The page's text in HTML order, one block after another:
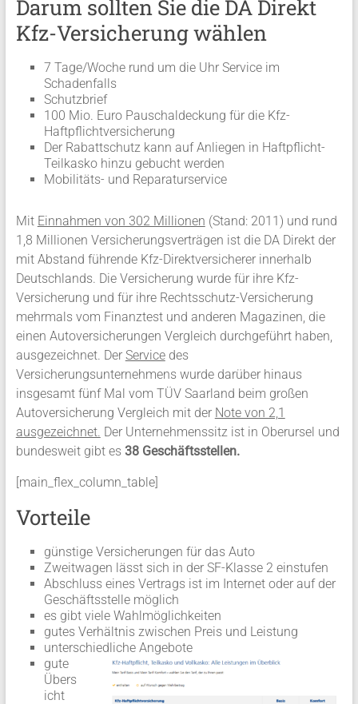
Darum sollten Sie die DA Direkt
Kfz-Versicherung wählen
7 Tage/Woche rund um die Uhr Service im
Schadenfalls
Schutzbrief
100 Mio. Euro Pauschaldeckung für die Kfz-
Haftpflichtversicherung
Der Rabattschutz kann auf Anliegen in Haftpflicht-
Teilkasko hinzu gebucht werden
Mobilitäts- und Reparaturservice
Mit Einnahmen von 302 Millionen (Stand: 2011) und rund
1,8 Millionen Versicherungsverträgen ist die DA Direkt der
mit Abstand führende Kfz-Direktversicherer innerhalb
Deutschlands. Die Versicherung wurde für ihre Kfz-
Versicherung und für ihre Rechtsschutz-Versicherung
mehrmals vom Finanztest und anderen Magazinen, die
einen Autoversicherungen Vergleich durchgeführt haben,
ausgezeichnet. Der Servicedes
Versicherungsunternehmens wurde darüber hinaus
insgesamt fünf Mal vom TÜV Saarland beim großen
Autoversicherung Vergleich mit der Note von 2,1
ausgezeichnet. Der Unternehmenssitz ist in Oberursel und
bundesweit gibt es 38 Geschäftsstellen.
[main_flex_column_table]
Vorteile
günstige Versicherungen für das Auto
Zweitwagen lässt sich in der SF-Klasse 2 einstufen
Abschluss eines Vertrags ist im Internet oder auf der
Geschäftsstelle möglich
es gibt viele Wahlmöglichkeiten
gutes Verhältnis zwischen Preis und Leistung
unterschiedliche Angebote
gute
Übers
icht